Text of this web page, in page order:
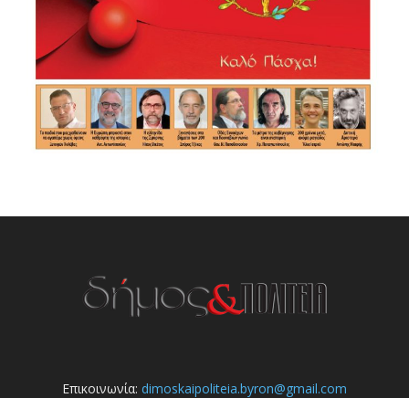
Επικοινωνία: dimoskaipoliteia.byron@gmail.com